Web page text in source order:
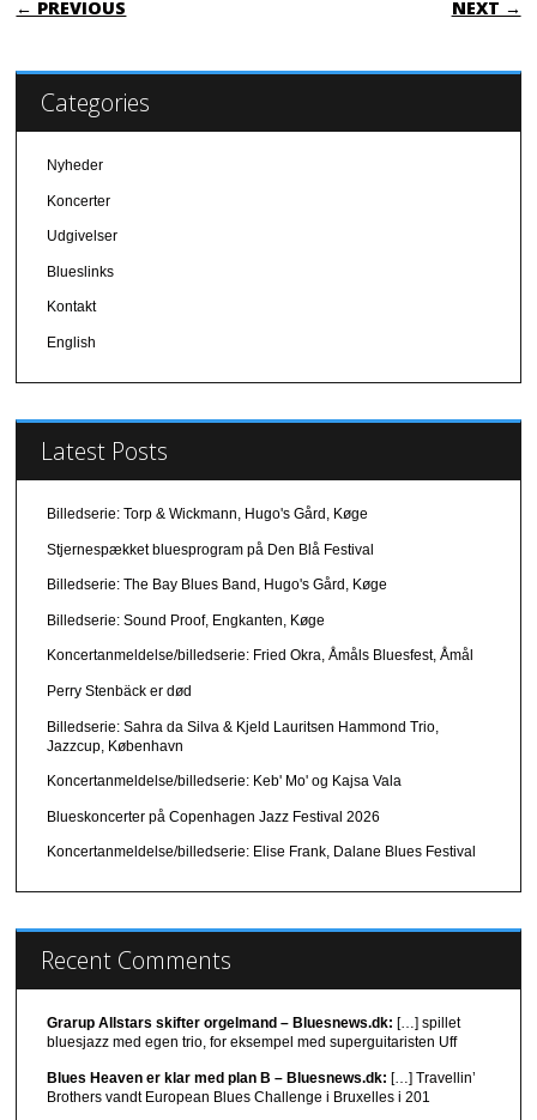
← PREVIOUS NEXT →
Categories
Nyheder
Koncerter
Udgivelser
Blueslinks
Kontakt
English
Latest Posts
Billedserie: Torp & Wickmann, Hugo's Gård, Køge
Stjernespækket bluesprogram på Den Blå Festival
Billedserie: The Bay Blues Band, Hugo's Gård, Køge
Billedserie: Sound Proof, Engkanten, Køge
Koncertanmeldelse/billedserie: Fried Okra, Åmåls Bluesfest, Åmål
Perry Stenbäck er død
Billedserie: Sahra da Silva & Kjeld Lauritsen Hammond Trio,
Jazzcup, København
Koncertanmeldelse/billedserie: Keb' Mo' og Kajsa Vala
Blueskoncerter på Copenhagen Jazz Festival 2026
Koncertanmeldelse/billedserie: Elise Frank, Dalane Blues Festival
Recent Comments
Grarup Allstars skifter orgelmand – Bluesnews.dk: […] spillet
bluesjazz med egen trio, for eksempel med superguitaristen Uff
Blues Heaven er klar med plan B – Bluesnews.dk: […] Travellin’
Brothers vandt European Blues Challenge i Bruxelles i 201